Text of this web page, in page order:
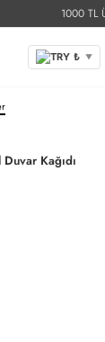
1000 TL
TRY ₺ ▼
Kağıdı